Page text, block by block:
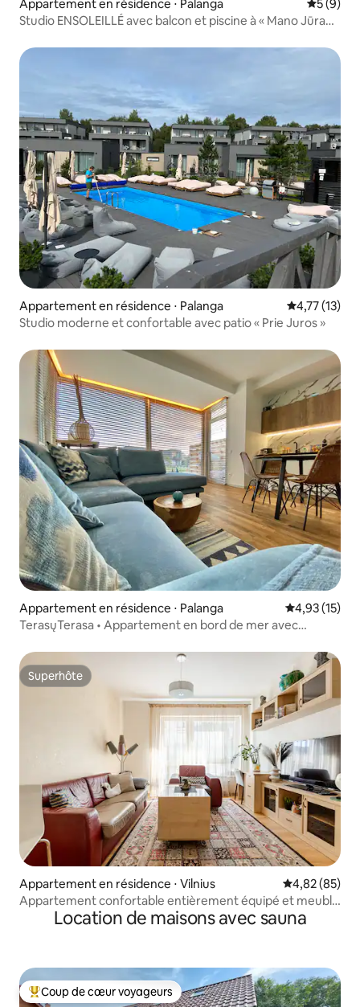
Appartement en résidence ⋅ Palanga
5 (9)
Studio ENSOLEILLÉ avec balcon et piscine à « Mano Jūra
Appartement en résidence ⋅ Palanga Évaluation
4,77 (13)
Studio moderne et confortable avec patio « Prie Juros »
Appartement en résidence ⋅ Palanga Évaluation
4,93 (15)
TerasųTerasa • Appartement en bord de mer avec
Superhôte
Superhôte
Appartement en résidence ⋅ Vilnius Évaluation
4,82 (85)
Appartement confortable entièrement équipé et meublé
dans le centre de Vilnius
Location de maisons avec sauna
Coups de cœur voyageurs les plus appréciés
Coup de cœur voyageurs